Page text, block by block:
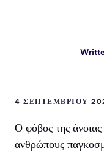
4 ΣΕΠΤΕΜΒΡΊΟΥ
Ο φόβος της άνοιας
ανθρώπους